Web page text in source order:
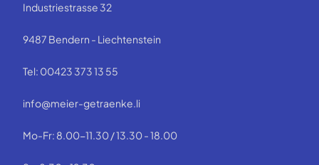
Industriestrasse 32
9487 Bendern - Liechtenstein
Tel: 00423 373 13 55
info@meier-getraenke.li
Mo-Fr: 8.00-11.30 / 13.30 - 18.00